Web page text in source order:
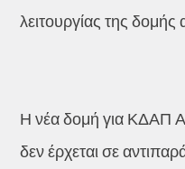
λειτουργίας της δομής
Η νέα δομή για ΚΔΑΠ
δεν έρχεται σε